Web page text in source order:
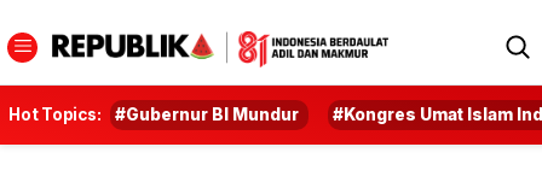
Hot Topics: #Gubernur BI Mundur #Kongres Umat Islam